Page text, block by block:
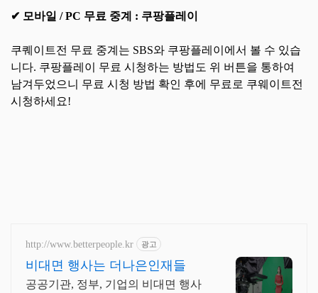
✔ 모바일 / PC 무료 중계 : 쿠팡플레이
쿠퀘이트전 무료 중계는 SBS와 쿠팡플레이에서 볼 수 있습
니다. 쿠팡플레이 무료 시청하는 방법도 위 버튼을 통하여
남겨두었으니 무료 시청 방법 확인 후에 무료로 쿠웨이트전
시청하세요!
http://www.betterpeople.kr 광고
비대면 행사는 더나은인재들
공공기관, 정부, 기업의 비대면 행사